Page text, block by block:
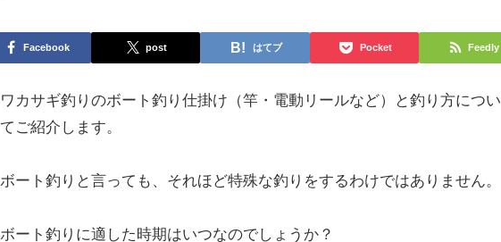
Facebook post はてブ Pocket Feedly
ワカサギ釣りのボート釣り仕掛け（竿・電動リールなど）と釣り方につい
てご紹介します。
ボート釣りと言っても、それほど特殊な釣りをするわけではありません。
ボート釣りに適した時期はいつなのでしょうか？